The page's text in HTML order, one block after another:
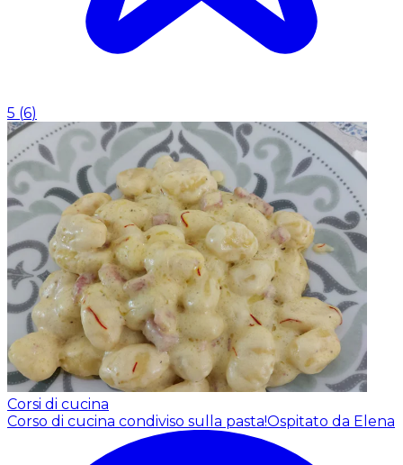
5 (6)
Corsi di cucina
Corso di cucina condiviso sulla pasta!Ospitato da Elena